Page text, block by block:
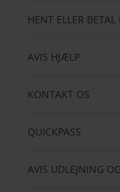
HENT ELLER
AVIS HJÆLP
KONTAKT OS
QUICKPASS
AVIS UDLEJNING